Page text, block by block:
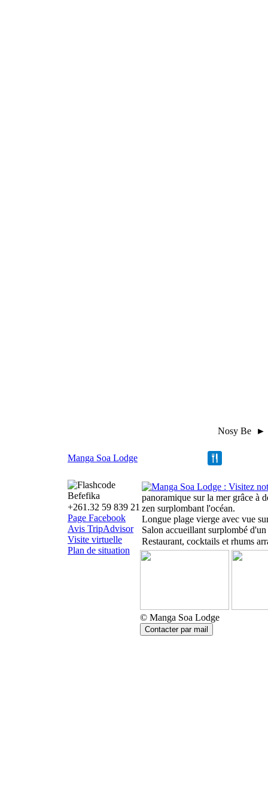
Nosy Be ►
Manga Soa Lodge
Befefika
+261.32 59 839 21
Page Facebook
Avis TripAdvisor
Visite virtuelle
Plan de situation
panoramique sur la mer grâce à
zen surplombant l'océan.
Longue plage vierge avec vue
Salon accueillant surplombé
Restaurant, cocktails et rhums
© Manga Soa Lodge